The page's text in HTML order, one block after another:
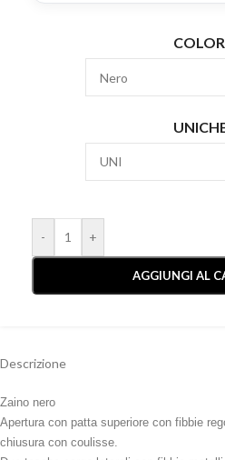
- +
AGGIUNGI AL
Descrizione
Zaino nero
Apertura con patta superiore con fibbie
chiusura con coulisse.